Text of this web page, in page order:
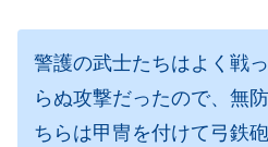
警護の武士たちはよく戦
らぬ攻撃だったので、無
ちらは甲冑を付けて弓鉄